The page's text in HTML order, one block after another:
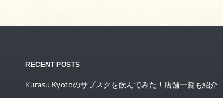
RECENT POSTS
Kurasu Kyotoのサブスクを飲んでみた！店舗一覧も紹介